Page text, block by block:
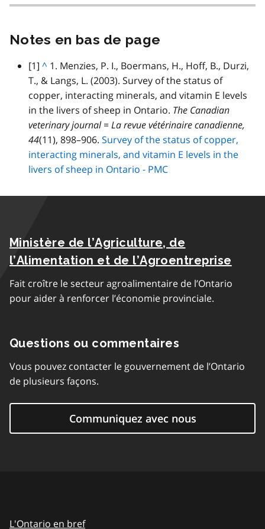
Notes en bas de page
note
de
bas
de
page
[1] R
e
t
o
u
r
a
u
a
g
r
p
h
^ 1. Menzies, P. I., Boermans, H., Hoff, B., Durzi,
T., & Langs, L. (2003). Survey of the status of
copper, interacting minerals, and vitamin E levels
in the livers of sheep in Ontario. The Canadian
veterinary journal = La revue vétérinaire canadienne,
44(11), 898–906. Survey of the status of copper,
interacting minerals, and vitamin E levels in the
livers of sheep in Ontario - PMC
Ministère de l’Agriculture, de
l’Alimentation et de l’Agroentreprise
Fait croître le secteur agroalimentaire de l’Ontario
pour aider à renforcer l’économie provinciale.
Questions ou commentaires
Vous pouvez contacter le gouvernement de l’Ontario
de plusieurs façons.
Communiquez avec nous
L'Ontario en bref